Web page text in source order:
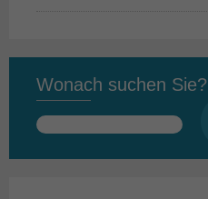
Wonach suchen Sie?
Suchen